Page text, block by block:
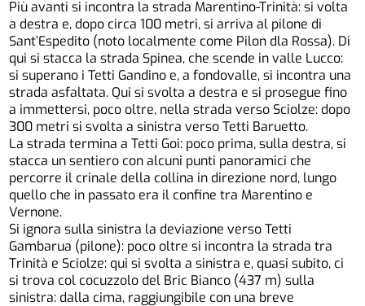
Più avanti si incontra la strada Marentino-Trinità: si volta
a destra e, dopo circa 100 metri, si arriva al pilone di
Sant’Espedito (noto localmente come Pilon dla Rossa). Di
qui si stacca la strada Spinea, che scende in valle Lucco:
si superano i Tetti Gandino e, a fondovalle, si incontra una
strada asfaltata. Qui si svolta a destra e si prosegue fino
a immettersi, poco oltre, nella strada verso Sciolze: dopo
300 metri si svolta a sinistra verso Tetti Baruetto.
La strada termina a Tetti Goi: poco prima, sulla destra, si
stacca un sentiero con alcuni punti panoramici che
percorre il crinale della collina in direzione nord, lungo
quello che in passato era il confine tra Marentino e
Vernone.
Si ignora sulla sinistra la deviazione verso Tetti
Gambarua (pilone): poco oltre si incontra la strada tra
Trinità e Sciolze: qui si svolta a sinistra e, quasi subito, ci
si trova col cocuzzolo del Bric Bianco (437 m) sulla
sinistra: dalla cima, raggiungibile con una breve